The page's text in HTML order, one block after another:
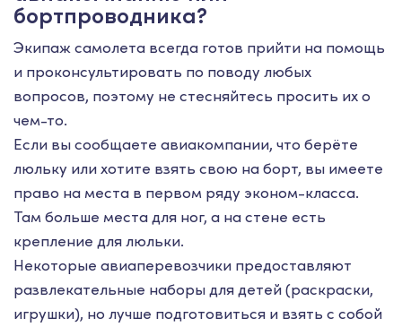
бортпроводника?
Экипаж самолета всегда готов прийти на помощь
и проконсультировать по поводу любых
вопросов, поэтому не стесняйтесь просить их о
чем-то.
Если вы сообщаете авиакомпании, что берёте
люльку или хотите взять свою на борт, вы имеете
право на места в первом ряду эконом-класса.
Там больше места для ног, а на стене есть
крепление для люльки.
Некоторые авиаперевозчики предоставляют
развлекательные наборы для детей (раскраски,
игрушки), но лучше подготовиться и взять с собой